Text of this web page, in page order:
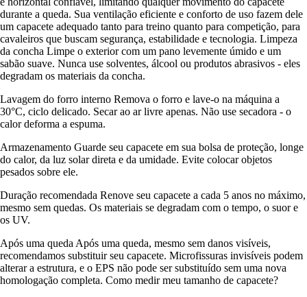
durante a queda. Sua ventilação eficiente e conforto de uso fazem dele
um capacete adequado tanto para treino quanto para competição, para
cavaleiros que buscam segurança, estabilidade e tecnologia. Limpeza
da concha Limpe o exterior com um pano levemente úmido e um
sabão suave. Nunca use solventes, álcool ou produtos abrasivos - eles
degradam os materiais da concha.
Lavagem do forro interno Remova o forro e lave-o na máquina a
30°C, ciclo delicado. Secar ao ar livre apenas. Não use secadora - o
calor deforma a espuma.
Armazenamento Guarde seu capacete em sua bolsa de proteção, longe
do calor, da luz solar direta e da umidade. Evite colocar objetos
pesados sobre ele.
Duração recomendada Renove seu capacete a cada 5 anos no máximo,
mesmo sem quedas. Os materiais se degradam com o tempo, o suor e
os UV.
Após uma queda Após uma queda, mesmo sem danos visíveis,
recomendamos substituir seu capacete. Microfissuras invisíveis podem
alterar a estrutura, e o EPS não pode ser substituído sem uma nova
homologação completa. Como medir meu tamanho de capacete?